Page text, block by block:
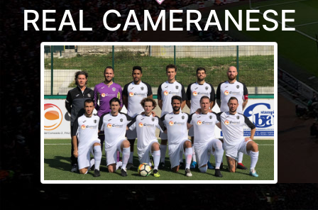
REAL CAMERANESE